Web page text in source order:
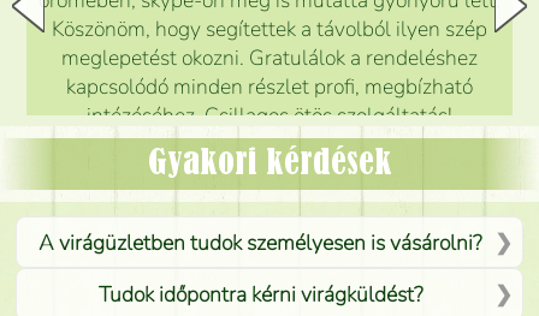
Köszönöm, hogy segítettek a távolból ilyen szép
meglepetést okozni. Gratulálok a rendeléshez
kapcsolódó minden részlet profi, megbízható
intézéséhez. Csillagos ötös szolgáltatás!
Mónika
Gyakori kérdések
A virágüzletben tudok személyesen is vásárolni?
Tudok időpontra kérni virágküldést?